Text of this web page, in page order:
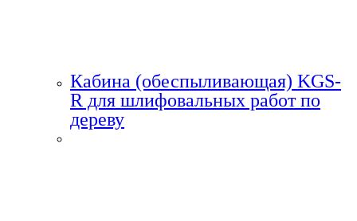
Кабина (обеспыливающая) KGS-
R для шлифовальных работ по
дереву